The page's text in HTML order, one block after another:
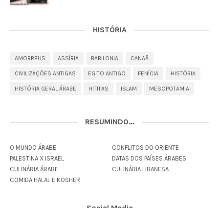
HISTÓRIA
AMORREUS ASSÍRIA BABILONIA CANAÃ
CIVILIZAÇÕES ANTIGAS EGITO ANTIGO FENÍCIA HISTÓRIA
HISTÓRIA GERAL ÁRABE HITITAS ISLAM MESOPOTAMIA
RESUMINDO...
O MUNDO ÁRABE
CONFLITOS DO ORIENTE
PALESTINA X ISRAEL
DATAS DOS PAÍSES ÁRABES
CULINÁRIA ÁRABE
CULINÁRIA LIBANESA
COMIDA HALAL E KOSHER